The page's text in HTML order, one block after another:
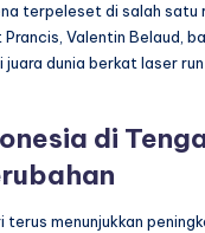
terpeleset di salah satu
Valentin Belaud,
juara dunia berkat laser
di
terus menunjukkan